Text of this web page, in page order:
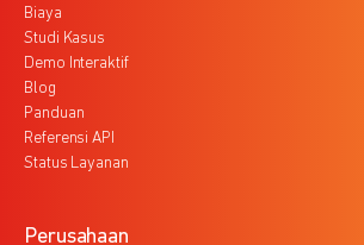
Biaya
Studi Kasus
Demo Interaktif
Blog
Panduan
Referensi API
Status Layanan
Perusahaan